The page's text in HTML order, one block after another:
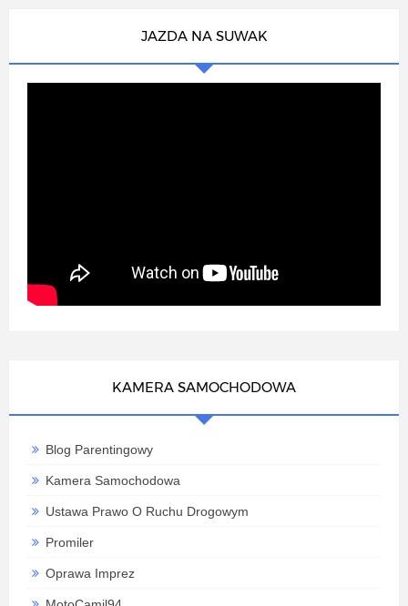
JAZDA NA SUWAK
KAMERA SAMOCHODOWA
Blog Parentingowy
Kamera Samochodowa
Ustawa Prawo O Ruchu Drogowym
Promiler
Oprawa Imprez